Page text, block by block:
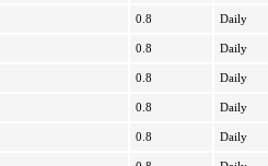
0.8 Daily
0.8 Daily
0.8 Daily
0.8 Daily
0.8 Daily